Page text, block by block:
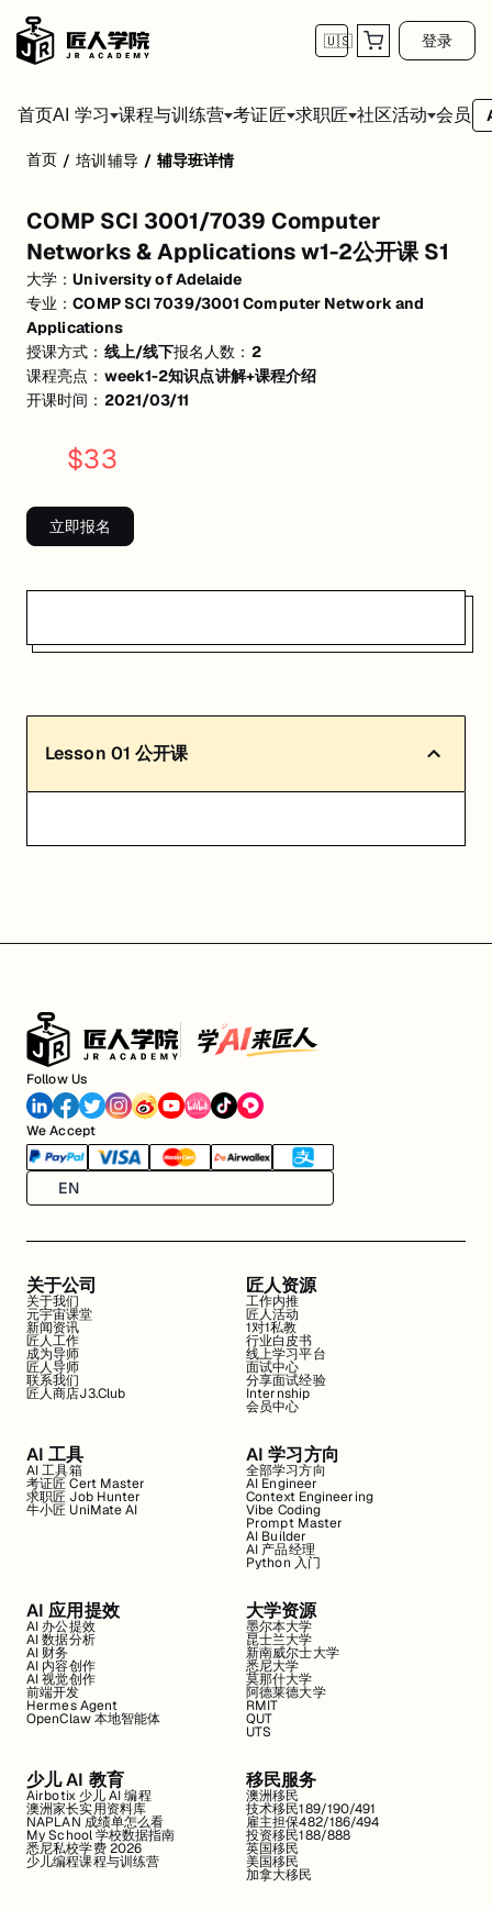
🇺🇸 登录
首页AI 学习 课程与训练营 考证匠 求职匠 社区活动 会员
活动形式: 线上/线下
开始日期: 2021/3/11
已有 2 名同学报名参加
价格: $33
亮点: week1-2知识点讲解+课程介绍
关联课程:COMP SCI 7039/3001 Computer Network and Applications
匠人学院提供高质量的IT培训课程和Workshop，帮助学员掌握实用技能
首页 / 培训辅导 / 辅导班详情
COMP SCI 3001/7039 Computer
Networks & Applications w1-2公开课 S1
大学：University of Adelaide
专业：COMP SCI 7039/3001 Computer Network and
Applications
授课方式： 线上/线下报名人数： 2
课程亮点： week1-2知识点讲解+课程介绍
开课时间： 2021/03/11
$33
立即报名
Lesson 01 公开课
Follow Us
We Accept
EN
关于公司
关于我们
元宇宙课堂
新闻资讯
匠人工作
成为导师
匠人导师
联系我们
匠人商店J3.Club
匠人资源
工作内推
匠人活动
1对1私教
行业白皮书
线上学习平台
面试中心
分享面试经验
Internship
会员中心
AI 工具
AI 工具箱
考证匠 Cert Master
求职匠 Job Hunter
牛小匠 UniMate AI
AI 学习方向
全部学习方向
AI Engineer
Context Engineering
Vibe Coding
Prompt Master
AI Builder
AI 产品经理
Python 入门
AI 应用提效
AI 办公提效
AI 数据分析
AI 财务
AI 内容创作
AI 视觉创作
前端开发
Hermes Agent
OpenClaw 本地智能体
大学资源
墨尔本大学
昆士兰大学
新南威尔士大学
悉尼大学
莫那什大学
阿德莱德大学
RMIT
QUT
UTS
少儿 AI 教育
Airbotix 少儿 AI 编程
澳洲家长实用资料库
NAPLAN 成绩单怎么看
My School 学校数据指南
悉尼私校学费 2026
少儿编程课程与训练营
移民服务
澳洲移民
技术移民189/190/491
雇主担保482/186/494
投资移民188/888
英国移民
美国移民
加拿大移民